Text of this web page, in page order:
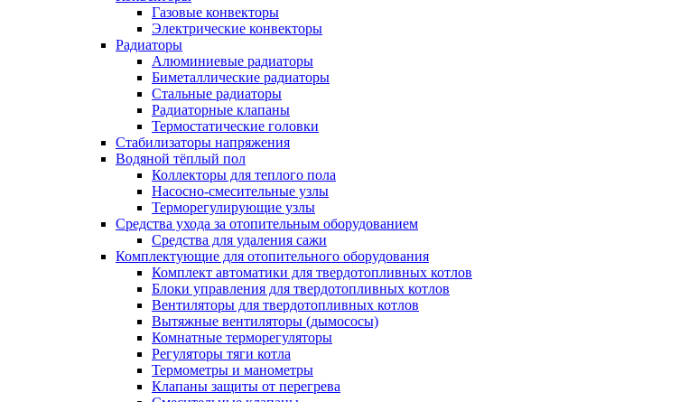
Газовые конвекторы
Электрические конвекторы
Радиаторы
Алюминиевые радиаторы
Биметаллические радиаторы
Стальные радиаторы
Радиаторные клапаны
Термостатические головки
Стабилизаторы напряжения
Водяной тёплый пол
Коллекторы для теплого пола
Насосно-смесительные узлы
Терморегулирующие узлы
Средства ухода за отопительным оборудованием
Средства для удаления сажи
Комплектующие для отопительного оборудования
Комплект автоматики для твердотопливных котлов
Блоки управления для твердотопливных котлов
Вентиляторы для твердотопливных котлов
Вытяжные вентиляторы (дымососы)
Комнатные терморегуляторы
Регуляторы тяги котла
Термометры и манометры
Клапаны защиты от перегрева